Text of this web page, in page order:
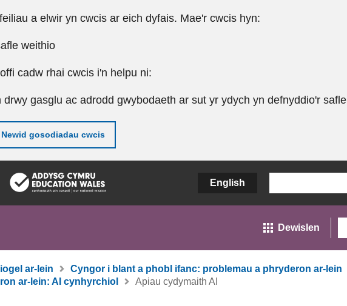
a elwir yn cwcis ar eich dyfais. Mae'r cwcis hyn:
weithio
cadw rhai cwcis i'n helpu ni:
drwy gasglu ac adrodd gwybodaeth ar sut yr ydych yn defnyddio'r safle
Newid gosodiadau cwcis
English
Dewislen
ar-lein
Cyngor i blant a phobl ifanc: problemau a phryderon ar-lein
ar-lein: AI cynhyrchiol
Apiau cydymaith AI